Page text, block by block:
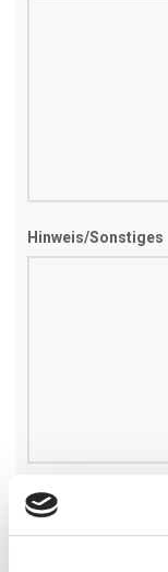
Hinweis/Sonstiges